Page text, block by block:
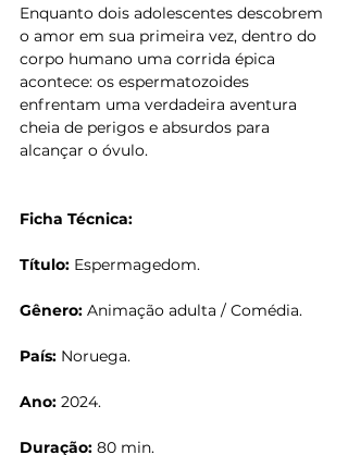
Enquanto dois adolescentes descobrem
o amor em sua primeira vez, dentro do
corpo humano uma corrida épica
acontece: os espermatozoides
enfrentam uma verdadeira aventura
cheia de perigos e absurdos para
alcançar o óvulo.
Ficha Técnica:
Título: Espermagedom.
Gênero: Animação adulta / Comédia.
País: Noruega.
Ano: 2024.
Duração: 80 min.